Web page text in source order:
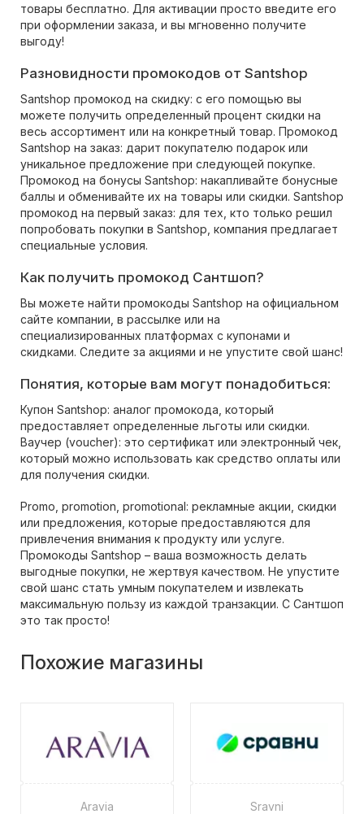
товары бесплатно. Для активации просто введите его
при оформлении заказа, и вы мгновенно получите
выгоду!
Разновидности промокодов от Santshop
Santshop промокод на скидку: с его помощью вы
можете получить определенный процент скидки на
весь ассортимент или на конкретный товар. Промокод
Santshop на заказ: дарит покупателю подарок или
уникальное предложение при следующей покупке.
Промокод на бонусы Santshop: накапливайте бонусные
баллы и обменивайте их на товары или скидки. Santshop
промокод на первый заказ: для тех, кто только решил
попробовать покупки в Santshop, компания предлагает
специальные условия.
Как получить промокод Сантшоп?
Вы можете найти промокоды Santshop на официальном
сайте компании, в рассылке или на
специализированных платформах с купонами и
скидками. Следите за акциями и не упустите свой шанс!
Понятия, которые вам могут понадобиться:
Купон Santshop: аналог промокода, который
предоставляет определенные льготы или скидки.
Ваучер (voucher): это сертификат или электронный чек,
который можно использовать как средство оплаты или
для получения скидки.
Promo, promotion, promotional: рекламные акции, скидки
или предложения, которые предоставляются для
привлечения внимания к продукту или услуге.
Промокоды Santshop – ваша возможность делать
выгодные покупки, не жертвуя качеством. Не упустите
свой шанс стать умным покупателем и извлекать
максимальную пользу из каждой транзакции. С Сантшоп
это так просто!
Похожие магазины
Aravia Sravni